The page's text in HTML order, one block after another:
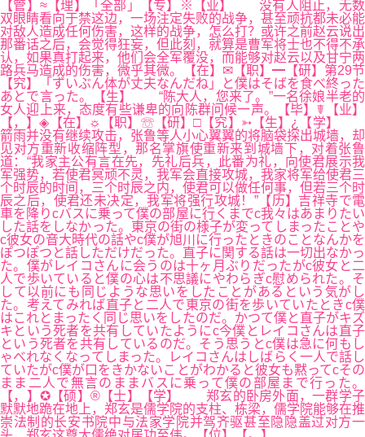
【管】≈【理】「全部」【专】※【业】 没有人阻止，无数
双眼睛看向于禁这边，一场注定失败的战争，甚至顽抗都未必能
对敌人造成任何伤害，这样的战争，怎么打？或许之前赵云说出
那番话之后，会觉得狂妄，但此刻，就算是曹军将士也不得不承
认，如果真打起来，他们会全军覆没，而能够对赵云以及甘宁两
路兵马造成的伤害，微乎其微。【在】✉【职】━【研】第29节
【究】「ずいぶん体が丈夫なんだね」と僕はそばを食べ終った
あとで言った。【生】 “陈大人，您来了。”一名徐娘半老的
女人迎上来，态度有些谦卑的向陈群问候一声。【毕】☤【业】
【，】◈【在】☼【职】☏【研】□【究】➳【生】¿【学】
箭雨并没有继续攻击，张鲁等人小心翼翼的将脑袋探出城墙，却
见对方重新收缩阵型，那名掌旗使重新来到城墙下，对着张鲁
道：“我家主公有言在先，先礼后兵，此番为礼，向使君展示我
军强势，若使君冥顽不灵，我军会直接攻城，我家将军给使君三
个时辰的时间，三个时辰之内，使君可以做任何事，但若三个时
辰之后，使君还未决定，我军将强行攻城！”【历】吉祥寺で電
車を降りcバスに乗って僕の部屋に行くまでc我々はあまりたい
した話をしなかった。東京の街の様子が変ってしまったことや
c彼女の音大時代の話やc僕が旭川に行ったときのことなんかを
ぽつぽつと話しただけだった。直子に関する話は一切出なかっ
た。僕がレイコさんに会うのは十ヶ月ぶりだったがc彼女と二
人で歩いていると僕の心は不思議にやわらぎc慰められた。そ
して以前にも同じような思いをしたことがあるという気がし
た。考えてみれば直子と二人で東京の街を歩いていたときc僕
はこれとまったく同じ思いをしたのだ。かつて僕と直子がキズ
キという死者を共有していたようにc今僕とレイコさんは直子
という死者を共有しているのだ。そう思うとc僕は急に何もし
ゃべれなくなってしまった。レイコさんはしばらく一人で話し
ていたがc僕が口をきかないことがわかると彼女も黙ってcその
まま二人で無言のままバスに乗って僕の部屋まで行った。
【，】✪【硕】®【士】【学】 郑玄的卧房外面，一群学子
默默地跪在地上，郑玄是儒学院的支柱、栋梁，儒学院能够在推
崇法制的长安书院中与法家学院并驾齐驱甚至隐隐盖过对方一